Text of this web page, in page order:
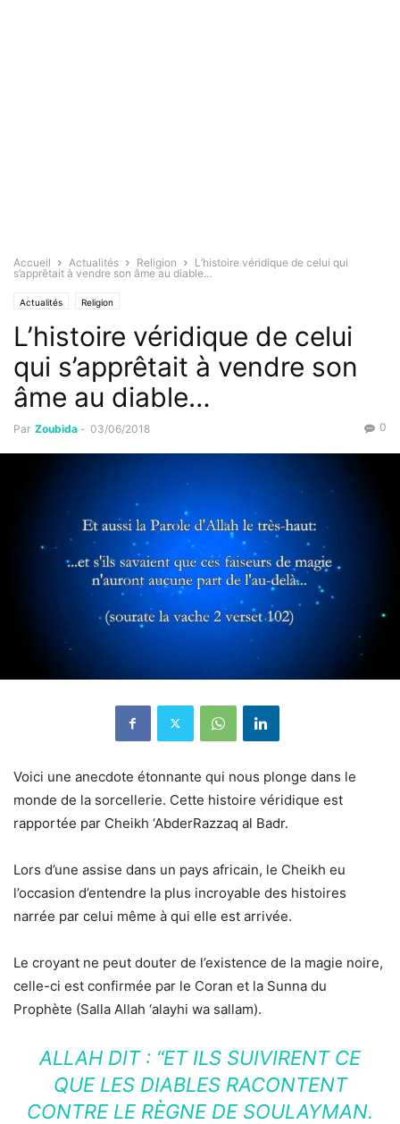
Accueil Actualités Religion
L’histoire véridique de celui qui
s’apprêtait à vendre son âme au diable…
Actualités Religion
L’histoire véridique de celui
qui s’apprêtait à vendre son
âme au diable…
Par Zoubida - 03/06/2018 0
Voici une anecdote étonnante qui nous plonge dans le
monde de la sorcellerie. Cette histoire véridique est
rapportée par Cheikh ‘AbderRazzaq al Badr.
Lors d’une assise dans un pays africain, le Cheikh eu
l’occasion d’entendre la plus incroyable des histoires
narrée par celui même à qui elle est arrivée.
Le croyant ne peut douter de l’existence de la magie noire,
celle-ci est confirmée par le Coran et la Sunna du
Prophète (Salla Allah ‘alayhi wa sallam).
ALLAH DIT : “ET ILS SUIVIRENT CE
QUE LES DIABLES RACONTENT
CONTRE LE RÈGNE DE SOULAYMAN.